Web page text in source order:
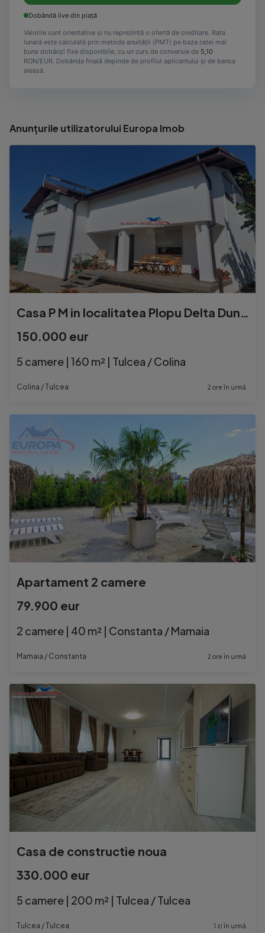
Dobândă live din piață
Valorile sunt orientative și nu reprezintă o ofertă de creditare. Rata
lunară este calculată prin metoda anuității (PMT) pe baza celei mai
bune dobânzi fixe disponibile, cu un curs de conversie de 5,10
RON/EUR. Dobânda finală depinde de profilul aplicantului și de banca
aleasă.
Anunțurile utilizatorului Europa Imob
Casa P M in localitatea Plopu Delta Dunarii
150.000 eur
5 camere | 160 m² | Tulcea / Colina
Colina / Tulcea 2 ore în urmă
Apartament 2 camere
79.900 eur
2 camere | 40 m² | Constanta / Mamaia
Mamaia / Constanta 2 ore în urmă
Casa de constructie noua
330.000 eur
5 camere | 200 m² | Tulcea / Tulcea
Tulcea / Tulcea 1 zi în urmă